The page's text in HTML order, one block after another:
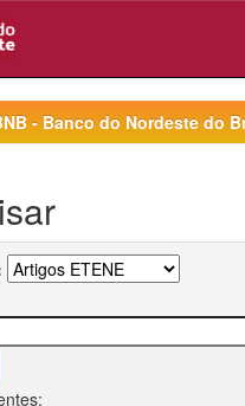
- Banco do Nordeste do